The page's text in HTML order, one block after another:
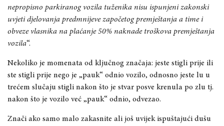
nepropisno parkiranog vozila tuženika nisu ispunjeni zakonski
uvjeti djelovanja predmnijeve započetog premještanja a time i
obveze vlasnika na plaćanje 50% naknade troškova premještanja
vozila“.
Nekoliko je momenata od ključnog značaja: jeste stigli prije ili
ste stigli prije nego je „pauk“ odnio vozilo, odnosno jeste lu u
trećem slučaju stigli nakon što je stvar posve krenula po zlu tj.
nakon što je vozilo već „pauk“ odnio, odvezao.
Znači ako samo malo zakasnite ali još uvijek ispuštajući dušu